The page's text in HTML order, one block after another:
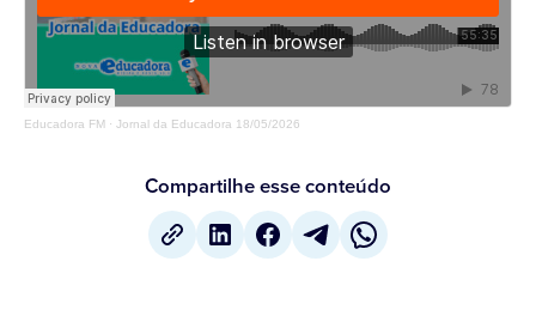
Educadora FM · Jornal da Educadora 18/05/2026
Compartilhe esse conteúdo